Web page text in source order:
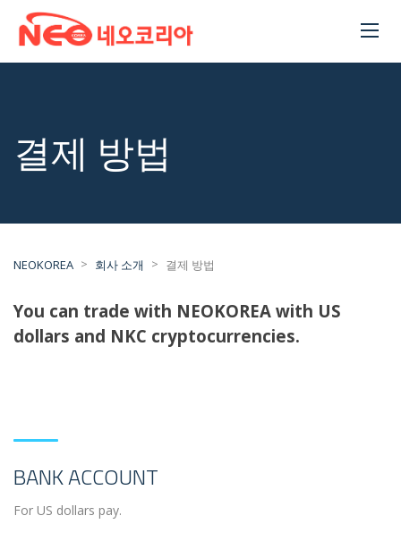
결제 방법
NEOKOREA > 회사 소개 > 결제 방법
You can trade with NEOKOREA with US
dollars and NKC cryptocurrencies.
BANK ACCOUNT
For US dollars pay.